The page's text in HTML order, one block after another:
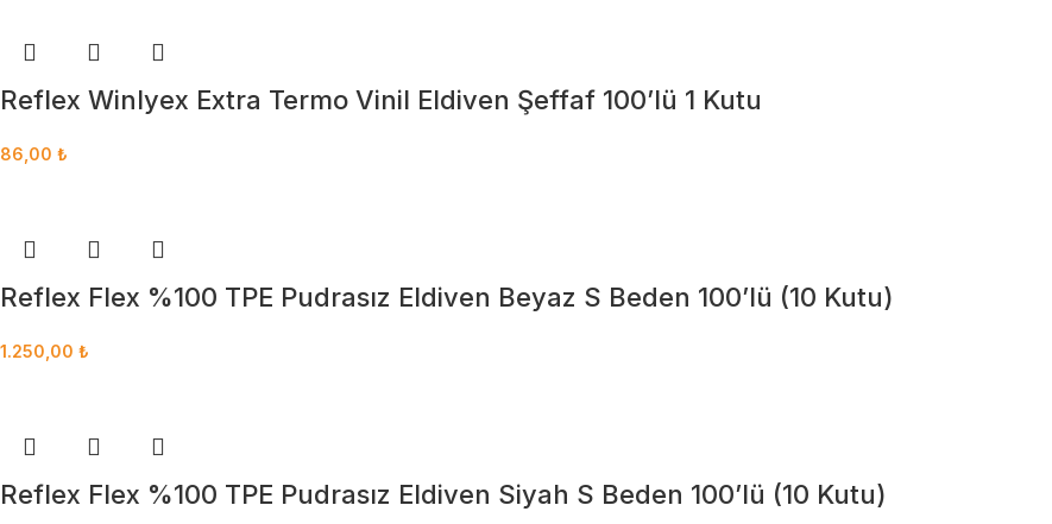
Reflex Winlyex Extra Termo Vinil Eldiven Şeffaf 100’lü 1 Kutu
86,00 ₺
Reflex Flex %100 TPE Pudrasız Eldiven Beyaz S Beden 100’lü (10 Kutu)
1.250,00 ₺
Reflex Flex %100 TPE Pudrasız Eldiven Siyah S Beden 100’lü (10 Kutu)